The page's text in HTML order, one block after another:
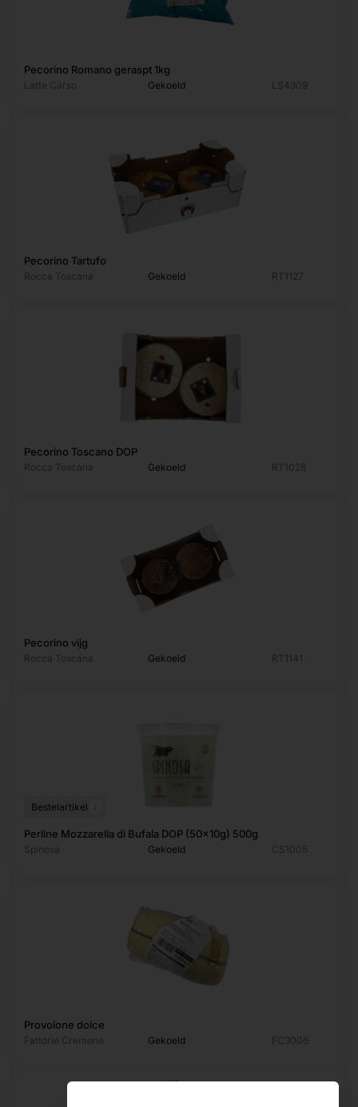
Pecorino Romano geraspt 1kg
Latte Carso Gekoeld LS4309
Pecorino Tartufo
Rocca Toscana Gekoeld RT1127
Pecorino Toscano DOP
Rocca Toscana Gekoeld RT1028
Pecorino vijg
Rocca Toscana Gekoeld RT1141
Bestelartikel
Perline Mozzarella di Bufala DOP (50x10g) 500g
Spinosa Gekoeld CS1005
Provolone dolce
Fattorie Cremona Gekoeld FC3006